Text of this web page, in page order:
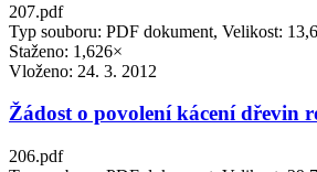
207.pdf
Typ souboru: PDF dokument, Velikost:
Staženo: 1,626×
Vloženo: 24. 3. 2012
Žádost o povolení kácení dřevin
206.pdf